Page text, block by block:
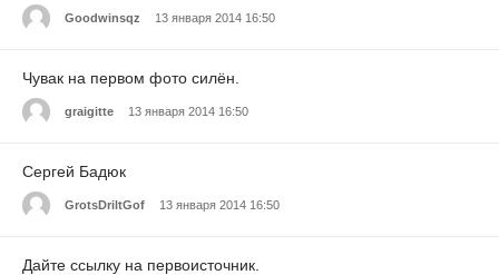
Goodwinsqz 13 января 2014 16:50
Чувак на первом фото силён.
graigitte 13 января 2014 16:50
Сергей Бадюк
GrotsDriltGof 13 января 2014 16:50
Дайте ссылку на первоисточник.